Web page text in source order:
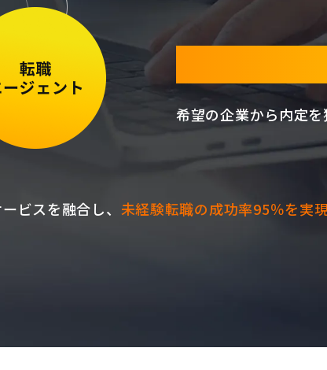
希望の企業から内定を
ビスを融合し、 未経験転職の成功率95％を実